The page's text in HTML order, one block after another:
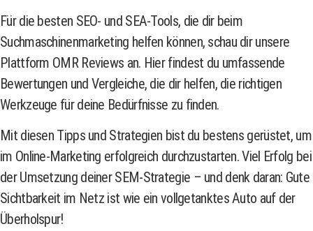
Für die besten SEO- und SEA-Tools, die dir beim
Suchmaschinenmarketing helfen können, schau dir unsere
Plattform OMR Reviews an. Hier findest du umfassende
Bewertungen und Vergleiche, die dir helfen, die richtigen
Werkzeuge für deine Bedürfnisse zu finden.
Mit diesen Tipps und Strategien bist du bestens gerüstet, um
im Online-Marketing erfolgreich durchzustarten. Viel Erfolg bei
der Umsetzung deiner SEM-Strategie – und denk daran: Gute
Sichtbarkeit im Netz ist wie ein vollgetanktes Auto auf der
Überholspur!